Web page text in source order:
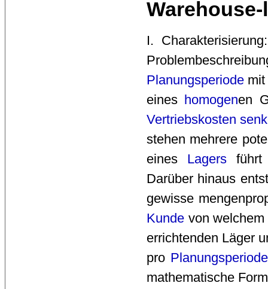
I.
Planungsperiode
eines homogenen
Vertriebskosten
stehen mehrere
eines Lagers führt
Darüber hinaus
gewisse
Kunde von welchem
errichtenden Läger
pro Planungsperiode
mathematische